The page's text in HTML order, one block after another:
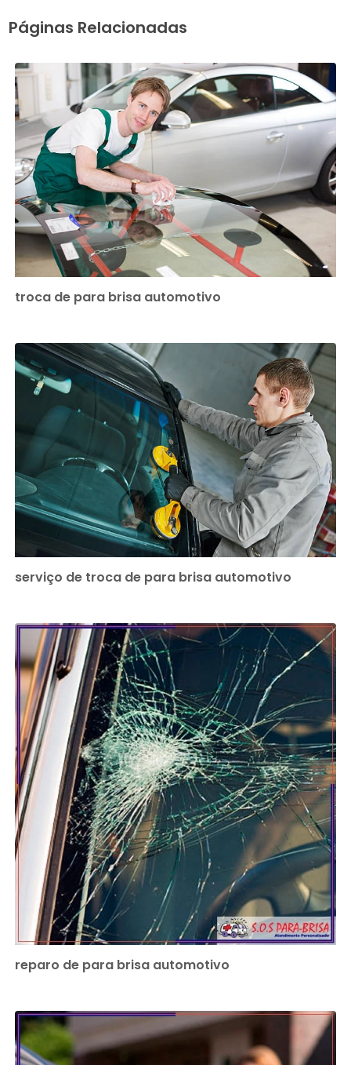
Páginas Relacionadas
troca de para brisa automotivo
serviço de troca de para brisa automotivo
reparo de para brisa automotivo